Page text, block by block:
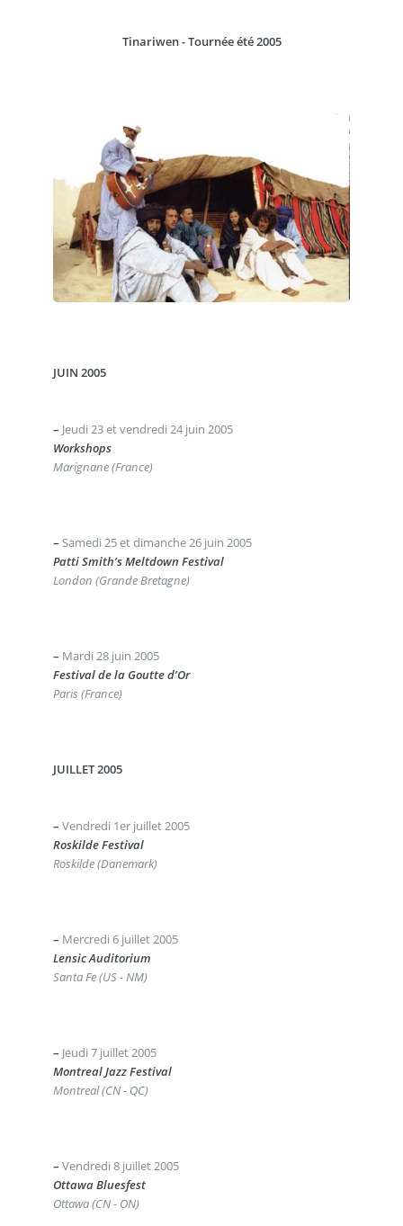
Tinariwen - Tournée été 2005
JUIN 2005
– Jeudi 23 et vendredi 24 juin 2005
Workshops
Marignane (France)
– Samedi 25 et dimanche 26 juin 2005
Patti Smith’s Meltdown Festival
London (Grande Bretagne)
– Mardi 28 juin 2005
Festival de la Goutte d’Or
Paris (France)
JUILLET 2005
– Vendredi 1er juillet 2005
Roskilde Festival
Roskilde (Danemark)
– Mercredi 6 juillet 2005
Lensic Auditorium
Santa Fe (US - NM)
– Jeudi 7 juillet 2005
Montreal Jazz Festival
Montreal (CN - QC)
– Vendredi 8 juillet 2005
Ottawa Bluesfest
Ottawa (CN - ON)